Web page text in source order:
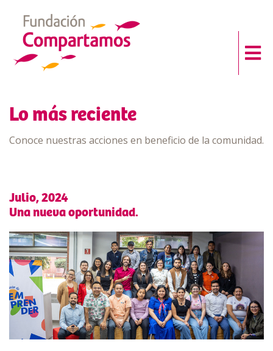
Lo más reciente
Conoce nuestras acciones en beneficio de la comunidad.
Julio, 2024
Una nueva oportunidad.